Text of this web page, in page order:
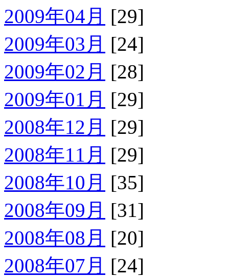
2009年04月 [29]
2009年03月 [24]
2009年02月 [28]
2009年01月 [29]
2008年12月 [29]
2008年11月 [29]
2008年10月 [35]
2008年09月 [31]
2008年08月 [20]
2008年07月 [24]